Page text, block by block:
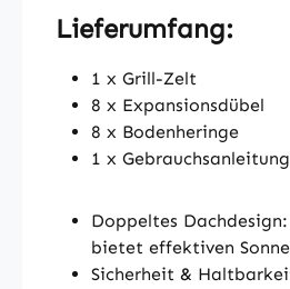
Lieferumfang:
1 x Grill-Zelt
8 x Expansionsdübel
8 x Bodenheringe
1 x Gebrauchsanleitung
Doppeltes
bietet effektiven
Sicherheit &